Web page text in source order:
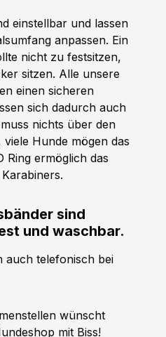
einstellbar und lassen
anpassen. Ein
nicht zu festsitzen,
sitzen. Alle unsere
einen sicheren
sich dadurch auch
nichts über den
Hunde mögen das
Ring ermöglich das
sind
und waschbar.
auch telefonisch bei
wünscht
mit Biss!